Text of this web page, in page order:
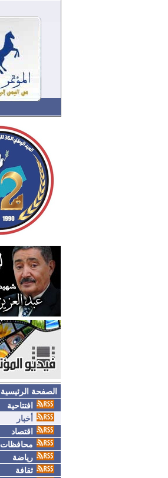
الصفحة الرئيسية
افتتاحية
أخبار
اقتصاد
محافظات
رياضة
ثقافة